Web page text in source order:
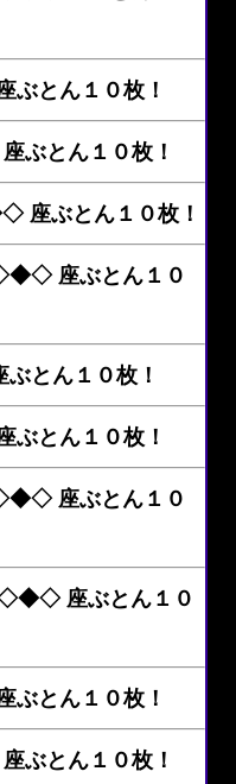
ぶとん１０枚！
ぶとん１０枚！
ぶとん１０枚！
座ぶとん１０
とん１０枚！
とん１０枚！
座ぶとん１０
座ぶとん１０
ぶとん１０枚！
ぶとん１０枚！